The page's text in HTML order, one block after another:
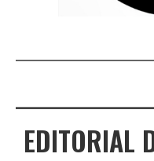
EDITORIAL